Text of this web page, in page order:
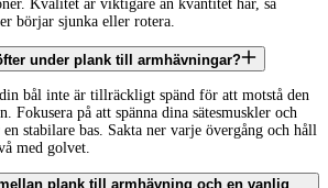
Kvalitet är viktigare än kvantitet här, så
börjar sjunka eller rotera.
under plank till armhävningar?
bål inte är tillräckligt spänd för att motstå den
Fokusera på att spänna dina sätesmuskler och
stabilare bas. Sakta ner varje övergång och håll
med golvet.
plank till armhävning och en vanlig